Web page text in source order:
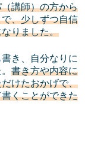
講師）の方から
、少しずつ自信
りました。
き、自分なりに
書き方や内容に
けたおかげで、
くことができた